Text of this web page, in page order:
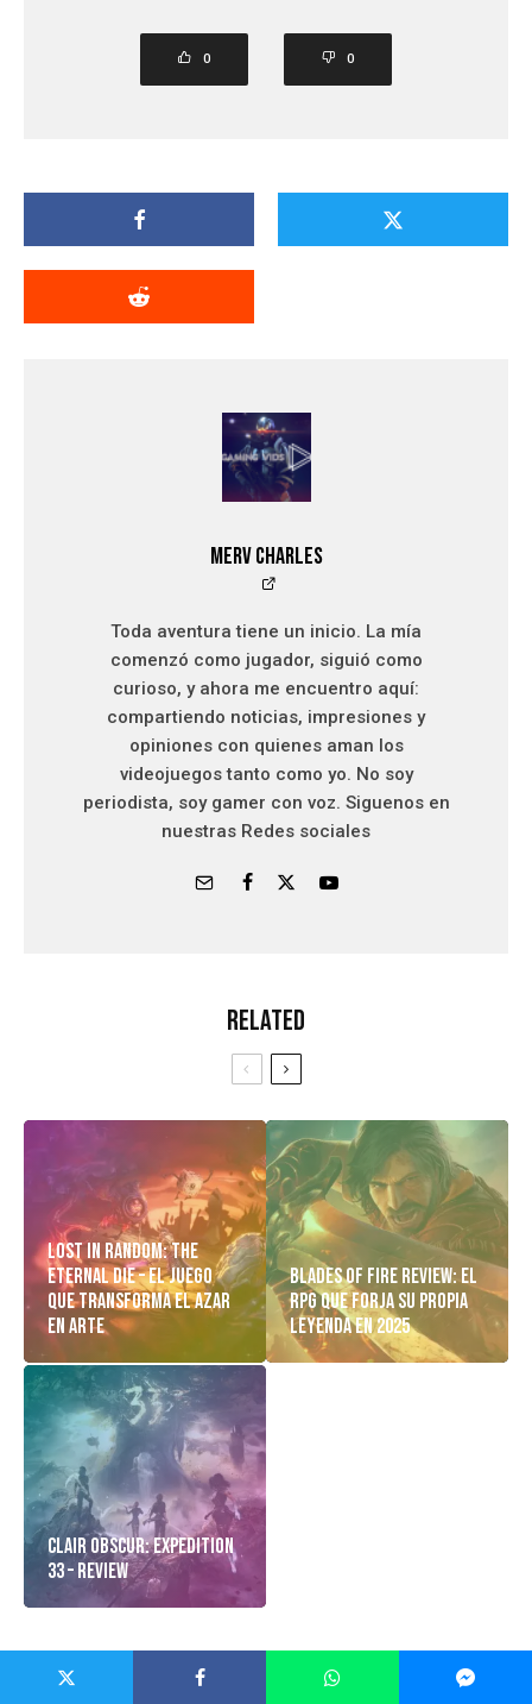
0 0
Merv Charles
Toda aventura tiene un inicio. La mía
comenzó como jugador, siguió como
curioso, y ahora me encuentro aquí:
compartiendo noticias, impresiones y
opiniones con quienes aman los
videojuegos tanto como yo. No soy
periodista, soy gamer con voz. Siguenos en
nuestras Redes sociales
Related
Lost in Random: The
Eternal Die – El Juego
Que Transforma el Azar
en Arte
Blades of Fire Review: El
RPG Que Forja Su Propia
Leyenda en 2025
Clair Obscur: Expedition
33 – Review